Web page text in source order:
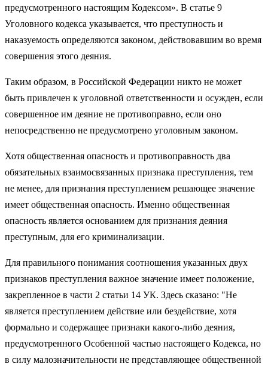
предусмотренного настоящим Кодексом». В статье 9
Уголовного кодекса указывается, что преступность и
наказуемость определяются законом, действовавшим во время
совершения этого деяния.
Таким образом, в Российской Федерации никто не может
быть привлечен к уголовной ответственности и осужден, если
совершен­ное им деяние не противоправно, если оно
непосредственно не пред­усмотрено уголовным законом.
Хотя общественная опасность и противоправность два
обязатель­ных взаимосвязанных признака преступления, тем
не менее, для признания преступлением решающее значение
имеет общественная опасность. Именно общественная
опасность является основанием для признания деяния
преступным, для его криминализации.
Для правильного понимания соотношения указанных двух
при­знаков преступления важное значение имеет положение,
закреп­ленное в части 2 статьи 14 УК. Здесь сказано: "Не
является преступ­лением действие или бездействие, хотя
формально и содержащее признаки какого-либо деяния,
предусмотренного Особенной частью настоящего Кодекса, но
в силу малозначительности не представля­ющее общественной